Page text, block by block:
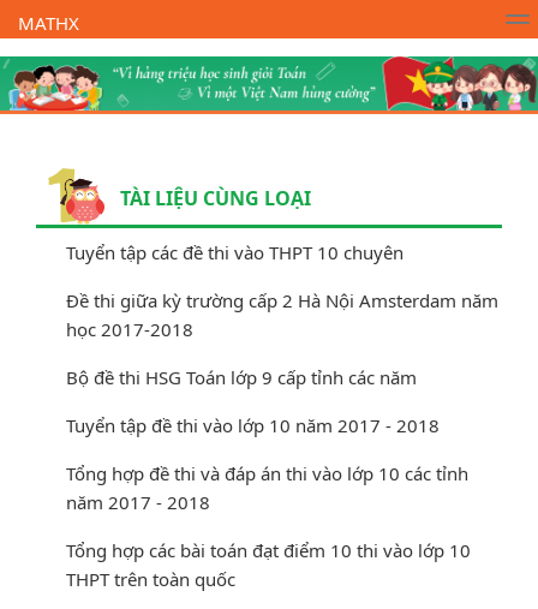
MATHX
Trường Toán Online MATHX Học toán - Lớp 1
TÀI LIỆU CÙNG LOẠI
Tuyển tập các đề thi vào THPT 10 chuyên
Đề thi giữa kỳ trường cấp 2 Hà Nội Amsterdam năm
học 2017-2018
Bộ đề thi HSG Toán lớp 9 cấp tỉnh các năm
Tuyển tập đề thi vào lớp 10 năm 2017 - 2018
Tổng hợp đề thi và đáp án thi vào lớp 10 các tỉnh
năm 2017 - 2018
Tổng hợp các bài toán đạt điểm 10 thi vào lớp 10
THPT trên toàn quốc